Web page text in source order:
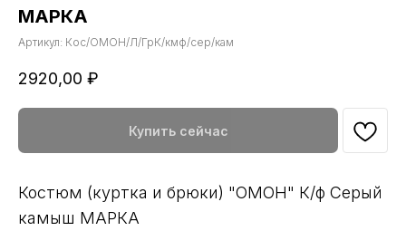
МАРКА
Артикул: Кос/ОМОН/Л/ГрК/кмф/сер/кам
2920,00 ₽
Купить сейчас
Костюм (куртка и брюки) "ОМОН" К/ф Серый
камыш МАРКА